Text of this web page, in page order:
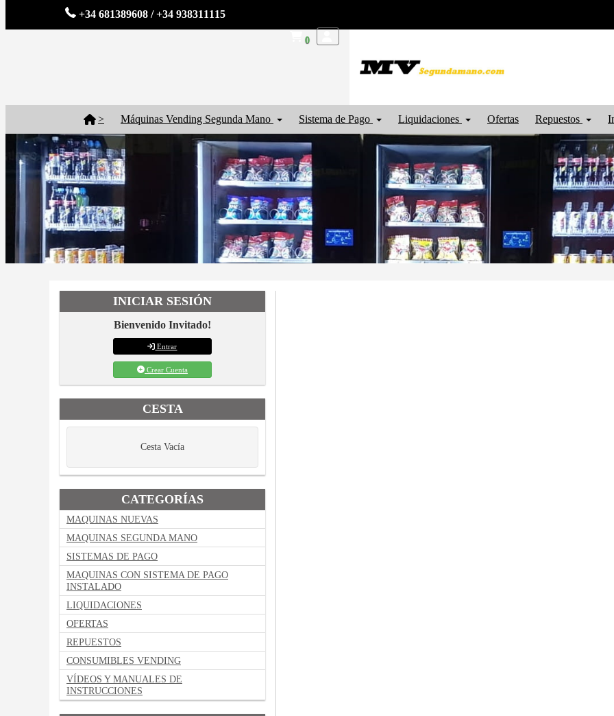
+34 681389608 / +34 938311115
0
> Máquinas Vending Segunda Mano Sistema de Pago Liquidaciones Ofertas Repuestos
INICIAR SESIÓN
Bienvenido Invitado!
Entrar
Crear Cuenta
CESTA
Cesta Vacía
CATEGORÍAS
MAQUINAS NUEVAS
MAQUINAS SEGUNDA MANO
SISTEMAS DE PAGO
MAQUINAS CON SISTEMA DE PAGO
INSTALADO
LIQUIDACIONES
OFERTAS
REPUESTOS
CONSUMIBLES VENDING
VÍDEOS Y MANUALES DE
INSTRUCCIONES